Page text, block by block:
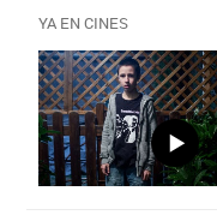
YA EN CINES